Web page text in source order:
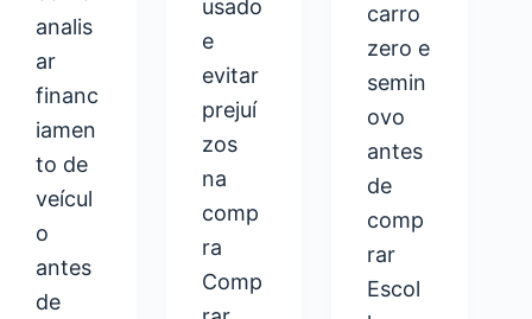
analis
ar
financ
iamen
to de
veícul
o
antes
de
usado
e
evitar
prejuí
zos
na
comp
ra
Comp
carro
zero e
semin
ovo
antes
de
comp
rar
Escol